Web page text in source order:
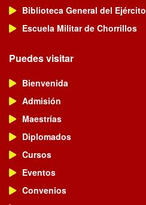
Biblioteca General del Ejército
Escuela Militar de Chorrillos
Puedes visitar
Bienvenida
Admisión
Maestrías
Diplomados
Cursos
Eventos
Convenios